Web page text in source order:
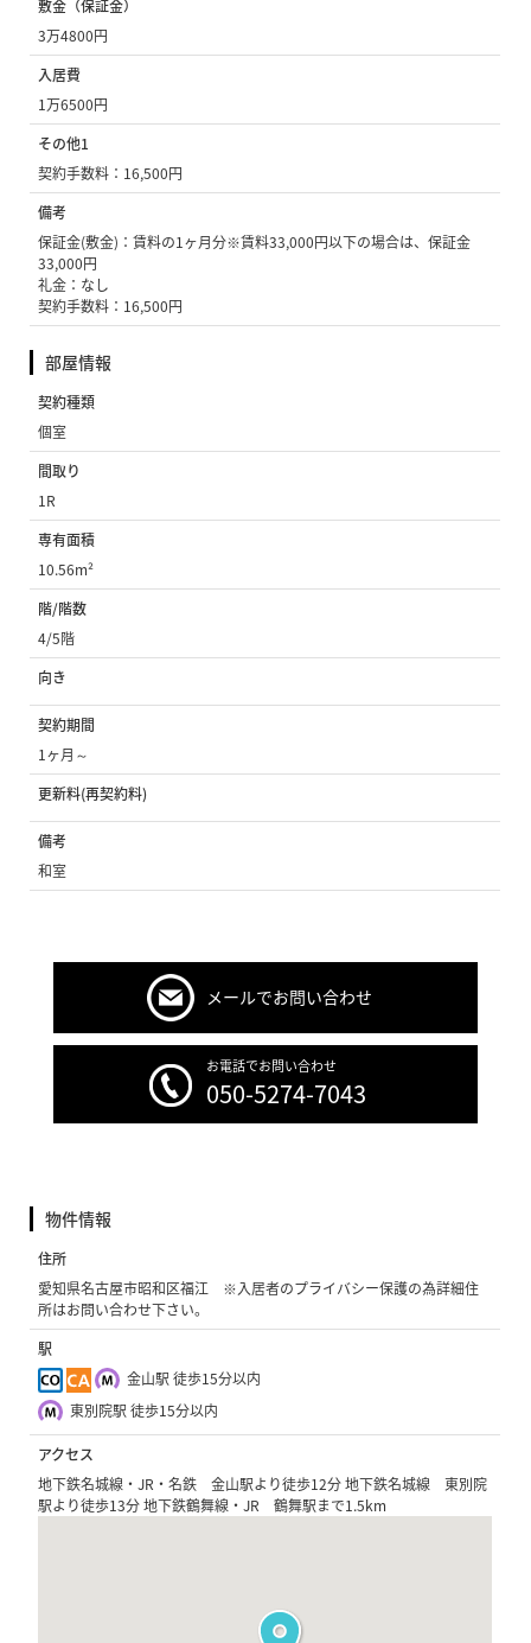
敷金（保証金）
3万4800円
入居費
1万6500円
その他1
契約手数料：16,500円
備考
保証金(敷金)：賃料の1ヶ月分※賃料33,000円以下の場合は、保証金
33,000円
礼金：なし
契約手数料：16,500円
部屋情報
契約種類
個室
間取り
1R
専有面積
10.56m²
階/階数
4/5階
向き
契約期間
1ヶ月～
更新料(再契約料)
備考
和室
メールでお問い合わせ
お電話でお問い合わせ
050-5274-7043
物件情報
住所
愛知県名古屋市昭和区福江 ※入居者のプライバシー保護の為詳細住
所はお問い合わせ下さい。
駅
金山駅 徒歩15分以内
東別院駅 徒歩15分以内
アクセス
地下鉄名城線・JR・名鉄 金山駅より徒歩12分 地下鉄名城線 東別院
駅より徒歩13分 地下鉄鶴舞線・JR 鶴舞駅まで1.5km